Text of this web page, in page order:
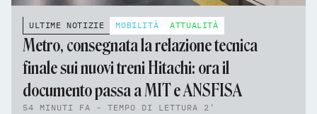
ULTIME NOTIZIE MOBILITÀ ATTUALITÀ
Metro, consegnata la relazione tecnica
finale sui nuovi treni Hitachi: ora il
documento passa a MIT e ANSFISA
54 MINUTI FA - TEMPO DI LETTURA 2'